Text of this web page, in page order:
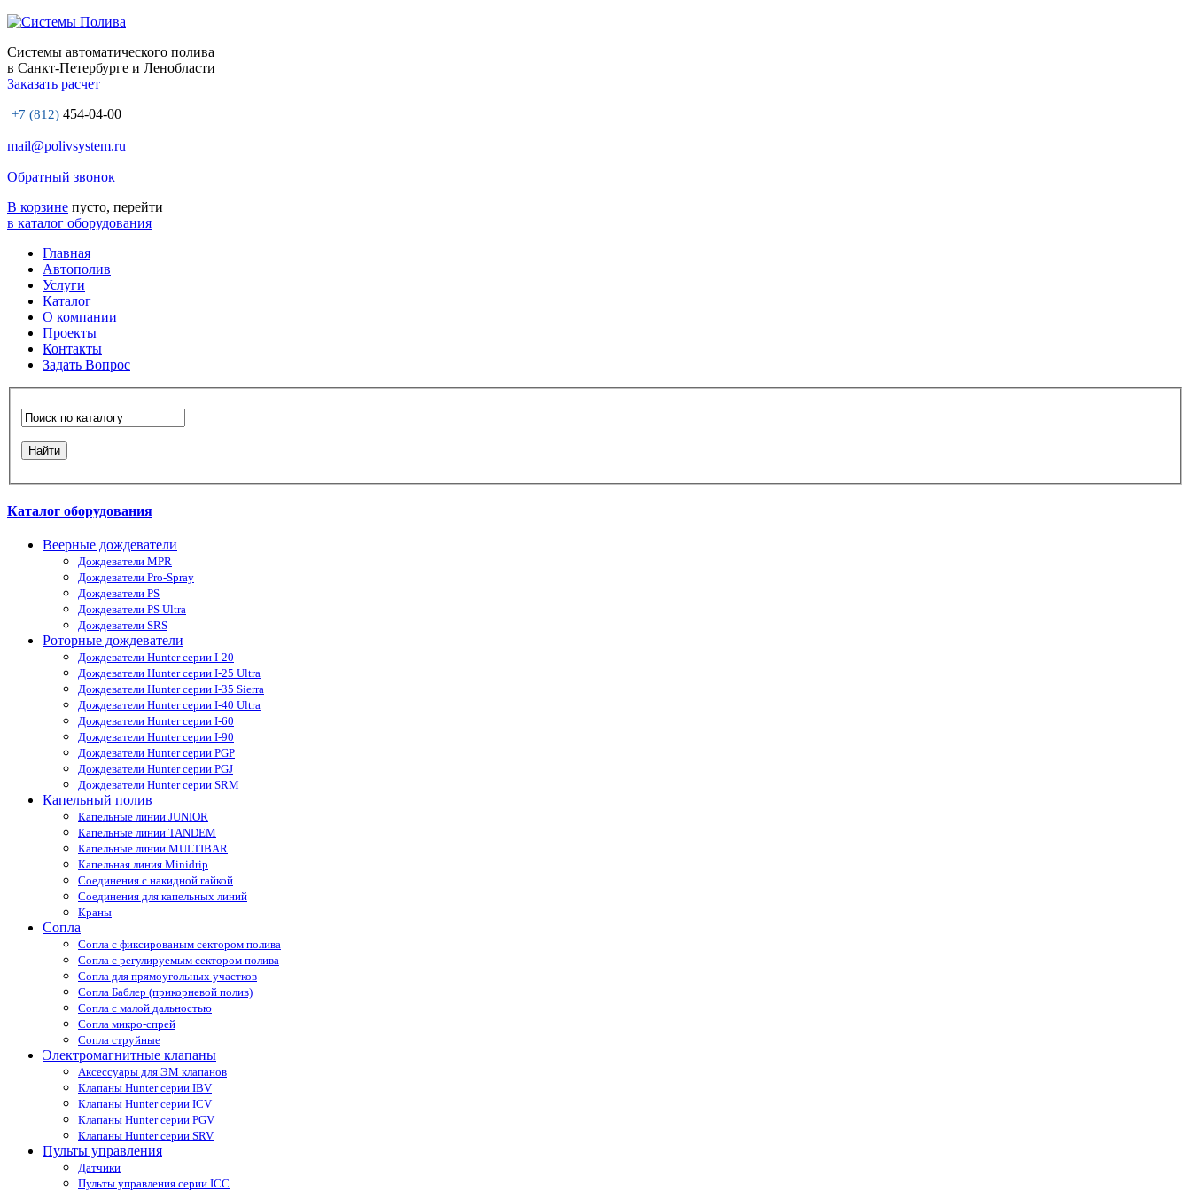
Системы автоматического полива
в Санкт-Петербурге и Ленобласти
Заказать расчет
+7 (812) 454-04-00
mail@polivsystem.ru
Обратный звонок
В корзине пусто, перейти
в каталог оборудования
Главная
Автополив
Услуги
Каталог
О компании
Проекты
Контакты
Задать Вопрос
Каталог оборудования
Веерные дождеватели
Дождеватели MPR
Дождеватели Pro-Spray
Дождеватели PS
Дождеватели PS Ultra
Дождеватели SRS
Роторные дождеватели
Дождеватели Hunter серии I-20
Дождеватели Hunter серии I-25 Ultra
Дождеватели Hunter серии I-35 Sierra
Дождеватели Hunter серии I-40 Ultra
Дождеватели Hunter серии I-60
Дождеватели Hunter серии I-90
Дождеватели Hunter серии PGP
Дождеватели Hunter серии PGJ
Дождеватели Hunter серии SRM
Капельный полив
Капельные линии JUNIOR
Капельные линии TANDEM
Капельные линии MULTIBAR
Капельная линия Minidrip
Соединения с накидной гайкой
Соединения для капельных линий
Краны
Сопла
Cопла с фиксированым сектором полива
Сопла с регулируемым сектором полива
Сопла для прямоугольных участков
Сопла Баблер (прикорневой полив)
Сопла с малой дальностью
Сопла микро-спрей
Сопла струйные
Электромагнитные клапаны
Аксессуары для ЭМ клапанов
Клапаны Hunter серии IBV
Клапаны Hunter серии ICV
Клапаны Hunter серии PGV
Клапаны Hunter серии SRV
Пульты управления
Датчики
Пульты управления серии ICС